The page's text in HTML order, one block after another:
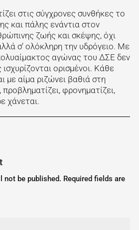
στις σύγχρονες συνθήκες το
και πάλης ενάντια στον
ζωής και σκέψης, όχι
σ’ ολόκληρη την υδρόγειο. Με
αγώνας του ΔΣΕ δεν
ορισμένοι. Κάθε
αίμα ριζώνει βαθιά στη
φρονηματίζει,
χάνεται.
not be published. Required fields are